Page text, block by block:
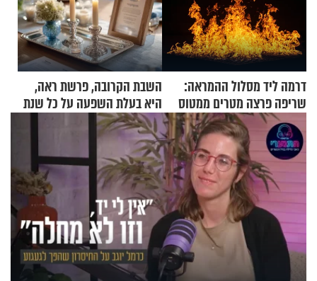
דרמה ליד מסלול ההמראה:
שריפה פרצה מטרים ממטוס
מלא בנוסעים
השבת הקרובה, פרשת ראה,
היא בעלת השפעה על כל שנת
תשפ"ז